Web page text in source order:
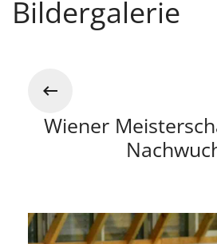
Bildergalerie
Wiener